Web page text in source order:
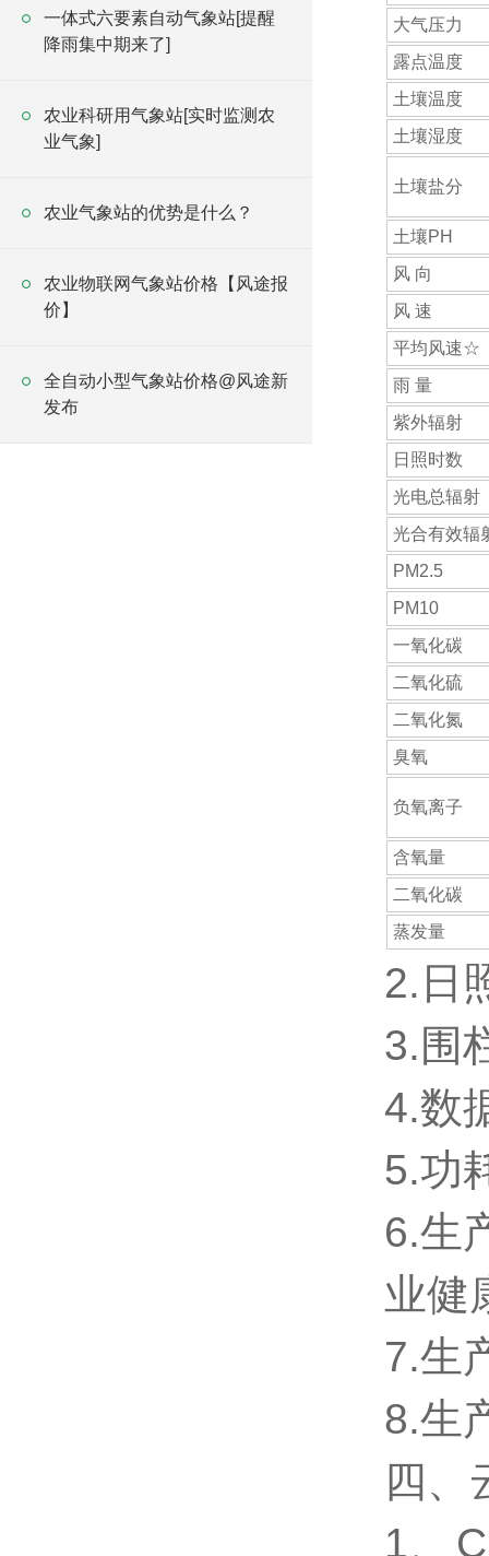
一体式六要素自动气象站[提醒
降雨集中期来了]
农业科研用气象站[实时监测农
业气象]
农业气象站的优势是什么？
农业物联网气象站价格【风途报
价】
全自动小型气象站价格@风途新
发布
大气压力
露点温度
土壤温度
土壤湿度
土壤盐分
土壤PH
风 向
风 速
平均风速☆
雨 量
紫外辐射
日照时数
光电总辐射
光合有效辐
PM2.5
PM10
一氧化碳
二氧化硫
二氧化氮
臭氧
负氧离子
含氧量
二氧化碳
蒸发量
2.日
3.围
4.数
5.功
6.生
业健
7.生
8.生
四
1、